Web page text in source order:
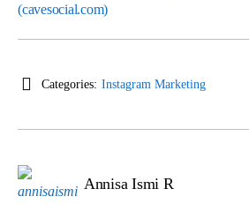
(cavesocial.com)
Categories: Instagram Marketing
Annisa Ismi R